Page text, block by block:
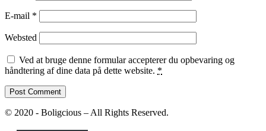
E-mail *
Websted
Ved at bruge denne formular accepterer du opbevaring og
håndtering af dine data på dette website. *
© 2020 - Boligcious – All Rights Reserved.